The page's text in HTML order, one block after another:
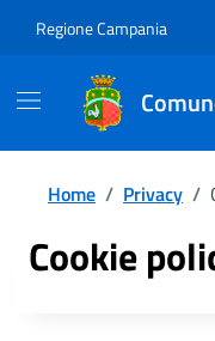
Regione Campania
Home / Privacy /
Cookie